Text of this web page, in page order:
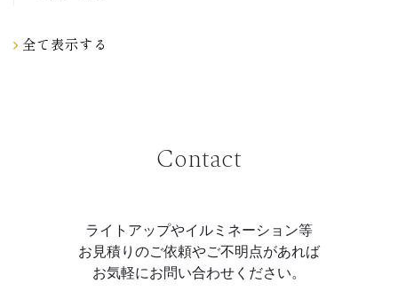
全て表示する
Contact
ライトアップやイルミネーション等
お見積りのご依頼やご不明点があれば
お気軽にお問い合わせください。